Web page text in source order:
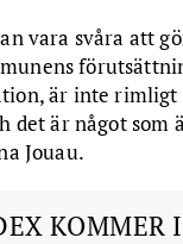
vara svåra att
är inte rimligt
det är något
Jouau.
KOMMER